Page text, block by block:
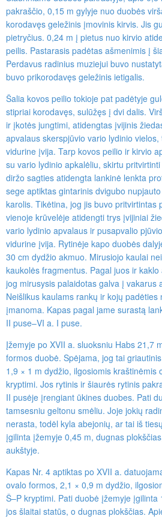
pakraščio, 0,15 m gylyje nuo duobės
korodavęs geležinis įmovinis kirvis. Jis
pietryčius. 0,24 m į pietus nuo kirvio
peilis. Pastarasis padėtas ašmenimis į
Perdavus radinius muziejui buvo
buvo prikorodavęs geležinis ietigalis.
Šalia kovos peilio tokioje pat padėtyje
stipriai korodavęs, sulūžęs į dvi dalis.
ir įkotės jungtimi, atidengtas įvijinis
apvalaus skerspjūvio vario lydinio
vidurine įvija. Tarp kovos peilio ir kirvio
su vario lydinio apkalėliu, skirtu
diržo sagties atidengta lankinė lenkta
sege aptiktas gintarinis dvigubo
karolis. Tikėtina, jog jis buvo pritvirtintas
vienoje krūvelėje atidengti trys įvijiniai
vario lydinio apvalaus ir pusapvalio
vidurine įvija. Rytinėje kapo duobės
30 cm dydžio akmuo. Mirusiojo kaulai
kaukolės fragmentus. Pagal juos ir
jog mirusysis palaidotas galva į vakarus
Neišlikus kaulams rankų ir kojų padėties
įmanoma. Kapas pagal jame surastą
II puse–VI a. I puse.
Įžemyje po XVII a. sluoksniu Habs 21,7
formos duobė. Spėjama, jog tai
1,9 × 1 m dydžio, ilgosiomis kraštinėmis
kryptimi. Jos rytinis ir šiaurės rytinis
II pusėje įrengiant ūkines duobes. Pati
tamsesniu geltonu smėliu. Joje jokių
nerasta, todėl kyla abejonių, ar tai iš
įgilinta įžemyje 0,45 m, dugnas
aukštyje.
Kapas Nr. 4 aptiktas po XVII a.
ovalo formos, 2,1 × 0,9 m dydžio,
Š–P kryptimi. Pati duobė įžemyje įgilinta
jos šlaitai statūs, o dugnas plokščias.